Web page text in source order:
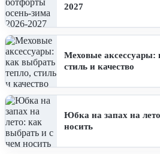
2027
Меховые аксессуары:
стиль и качество
Юбка на запах на
носить